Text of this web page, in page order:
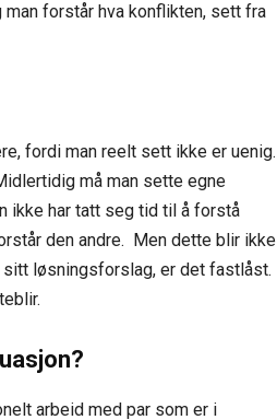
forstår hva konflikten, sett fra
fordi man reelt sett ikke er uenig.
må man sette egne
ikke har tatt seg tid til å forstå
den andre. Men dette blir ikke
løsningsforslag, er det fastlåst.
arbeid med par som er i